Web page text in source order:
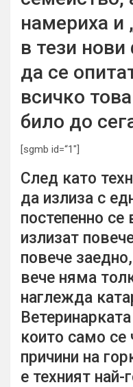
намериха и
в тези
да се
всичко
било до
[sgmb id=“1″]
След като
да излиза с
постепенно
излизат
повече
вече няма
наглежда
които само се
причини на
е техният